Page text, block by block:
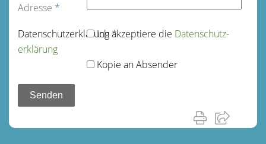
Adresse *
Datenschutz­erklärung*
Ich akzeptiere die Datenschutz­
erklärung
Kopie an Absender